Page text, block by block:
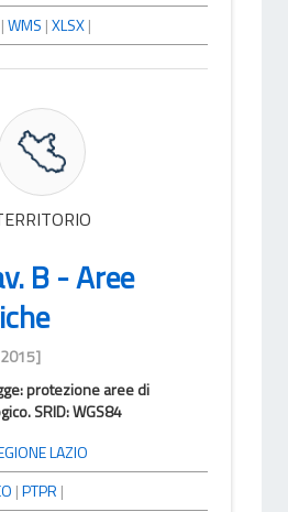
|WMS |XLSX|
B - Aree
2015]
protezione aree di
SRID: WGS84
LAZIO
|PTPR |